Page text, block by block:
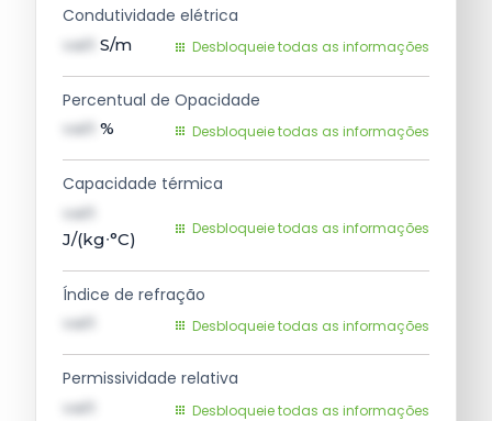
Condutividade elétrica
val1 S/m Desbloqueie todas as informações
Percentual de Opacidade
val1 % Desbloqueie todas as informações
Capacidade térmica
val1
J/(kg∙°C)
Desbloqueie todas as informações
Índice de refração
val1 Desbloqueie todas as informações
Permissividade relativa
val1 Desbloqueie todas as informações